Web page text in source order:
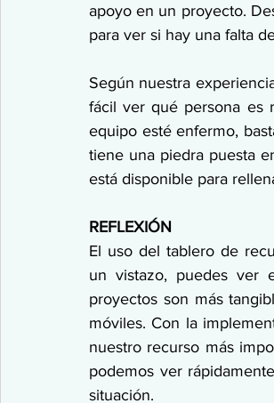
apoyo en un proyecto.
para ver si hay una falta
Según nuestra
fácil ver qué persona es
equipo esté enfermo,
tiene una piedra puesta
está disponible para
REFLEXIÓN
El uso del tablero de
un vistazo, puedes ver
proyectos son más
móviles. Con la
nuestro recurso más
podemos ver
situación.